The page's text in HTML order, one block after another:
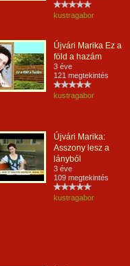
kustragabor
Újvári Marika Ez a
föld a hazám
3 éve
121 megtekintés
kustragabor
Újvári Marika:
Asszony lesz a
lányból
3 éve
109 megtekintés
kustragabor